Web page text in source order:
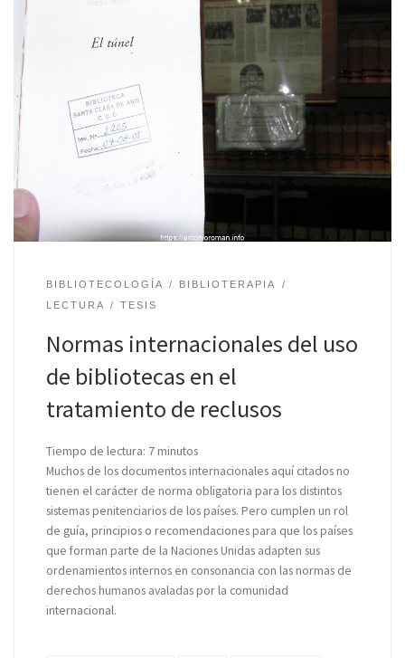
BIBLIOTECOLOGÍA
BIBLIOTERAPIA
LECTURA
TESIS
Normas internacionales del uso
de bibliotecas en el
tratamiento de reclusos
Tiempo de lectura: 7minutos
Muchos de los documentos internacionales aquí citados no
tienen el carácter de norma obligatoria para los distintos
sistemas penitenciarios de los países. Pero cumplen un rol
de guía, principios o recomendaciones para que los países
que forman parte de la Naciones Unidas adapten sus
ordenamientos internos en consonancia con las normas de
derechos humanos avaladas por la comunidad
internacional.